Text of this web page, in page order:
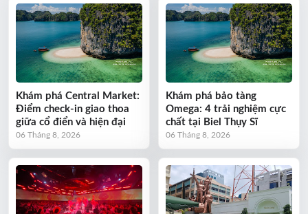
Khám phá Central Market:
Điểm check-in giao thoa
giữa cổ điển và hiện đại
06 Tháng 8, 2026
Khám phá bảo tàng
Omega: 4 trải nghiệm cực
chất tại Biel Thụy Sĩ
06 Tháng 8, 2026